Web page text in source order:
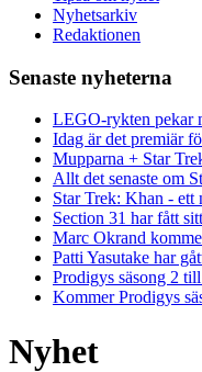
Nyhetsarkiv
Redaktionen
Senaste nyheterna
LEGO-rykten pekar
Idag är det premiär
Mupparna + Star
Allt det senaste om
Star Trek: Khan - ett
Section 31 har fått
Marc Okrand
Patti Yasutake har
Prodigys säsong 2
Kommer Prodigys
Nyhet